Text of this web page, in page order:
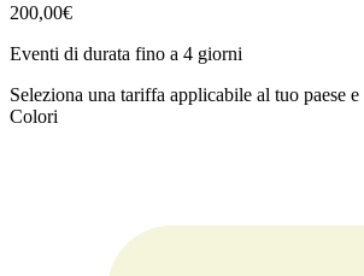
200,00€
Eventi di durata fino a 4 giorni
Seleziona una tariffa applicabile al tuo paese e
Colori